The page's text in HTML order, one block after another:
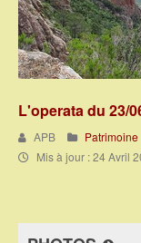
L'operata du 23/
APB Patrimoine
Mis à jour : 24 Avril